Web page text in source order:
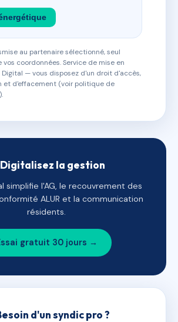
au partenaire sélectionné, seul
coordonnées. Service de mise en
— vous disposez d'un droit d'accès,
et d'effacement (voir politique de
Digitalisez la gestion
simplifie l'AG, le recouvrement des
ALUR et la communication
résidents.
gratuit 30 jours →
d'un syndic pro ?